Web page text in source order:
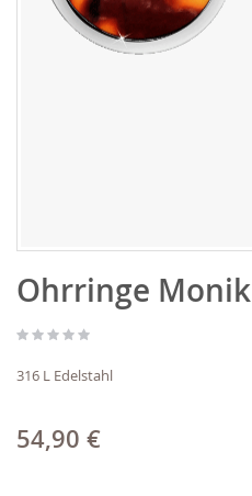
Anfang
der
springen
Ohrringe Monik
316 L Edelstahl
54,90 €